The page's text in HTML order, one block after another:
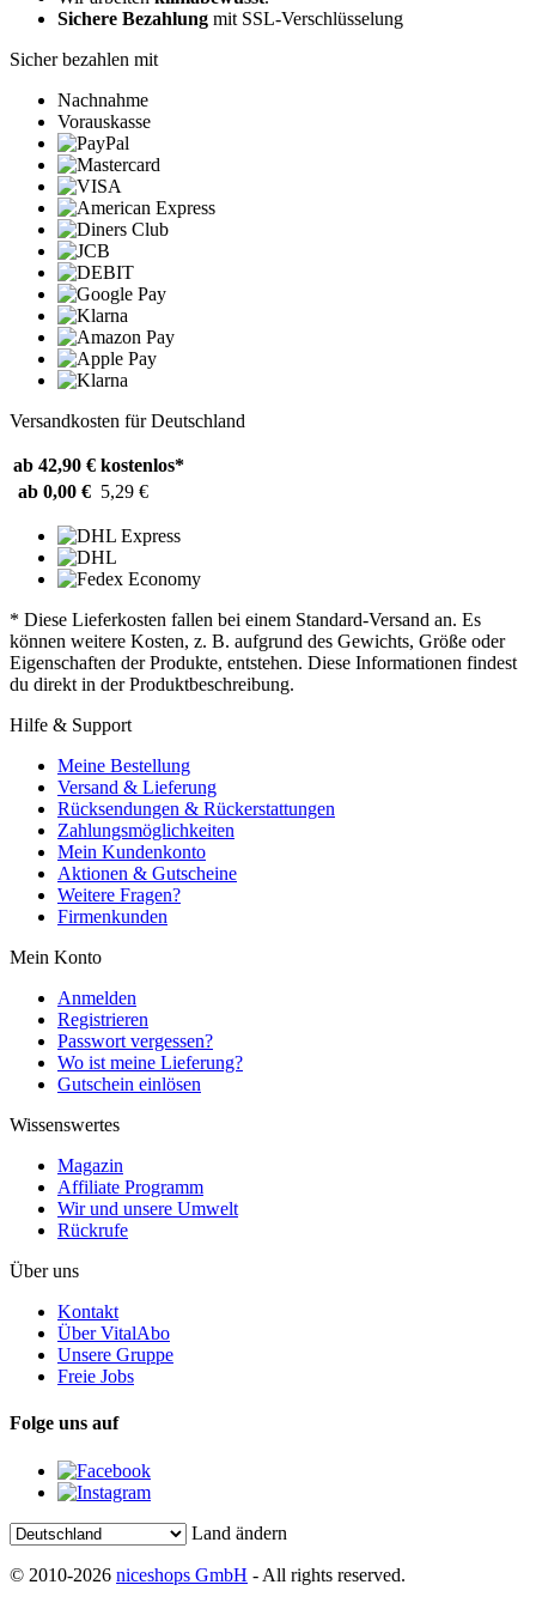
Sichere Bezahlung mit SSL-Verschlüsselung
Sicher bezahlen mit
Nachnahme
Vorauskasse
Versandkosten für Deutschland
ab 42,90 € kostenlos*
ab 0,00 € 5,29 €
* Diese Lieferkosten fallen bei einem Standard-Versand an. Es
können weitere Kosten, z. B. aufgrund des Gewichts, Größe oder
Eigenschaften der Produkte, entstehen. Diese Informationen findest
du direkt in der Produktbeschreibung.
Hilfe & Support
Meine Bestellung
Versand & Lieferung
Rücksendungen & Rückerstattungen
Zahlungsmöglichkeiten
Mein Kundenkonto
Aktionen & Gutscheine
Weitere Fragen?
Firmenkunden
Mein Konto
Anmelden
Registrieren
Passwort vergessen?
Wo ist meine Lieferung?
Gutschein einlösen
Wissenswertes
Magazin
Affiliate Programm
Wir und unsere Umwelt
Rückrufe
Über uns
Kontakt
Über VitalAbo
Unsere Gruppe
Freie Jobs
Folge uns auf
Land ändern
© 2010-2026 niceshops GmbH - All rights reserved.